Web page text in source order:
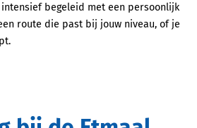
begeleid met een persoonlijk
route die past bij jouw niveau, of je